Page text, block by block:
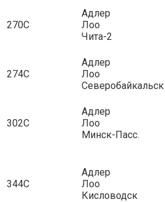
270С
Адлер
Лоо
Чита-2
274С
Адлер
Лоо
Северобайкальск
302С
Адлер
Лоо
Минск-Пасс.
344С
Адлер
Лоо
Кисловодск